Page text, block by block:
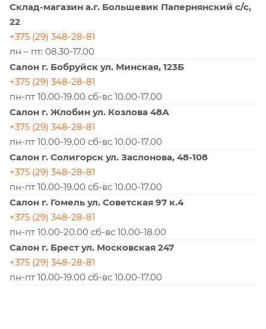
Склад-магазин а.г. Большевик Папернянский с/с,
22
+375 (29) 348-28-81
пн – пт: 08.30-17.00
Салон г. Бобруйск ул. Минская, 123Б
+375 (29) 348-28-81
пн-пт 10.00-19.00 сб-вс 10.00-17.00
Салон г. Жлобин ул. Козлова 48А
+375 (29) 348-28-81
пн-пт 10.00-19.00 сб-вс 10.00-17.00
Салон г. Солигорск ул. Заслонова, 48-108
+375 (29) 348-28-81
пн-пт 10.00-19.00 сб-вс 10.00-17.00
Салон г. Гомель ул. Советская 97 к.4
+375 (29) 348-28-81
пн-пт 10.00-20.00 сб-вс 10.00-18.00
Салон г. Брест ул. Московская 247
+375 (29) 348-28-81
пн-пт 10.00-19.00 сб-вс 10.00-17.00